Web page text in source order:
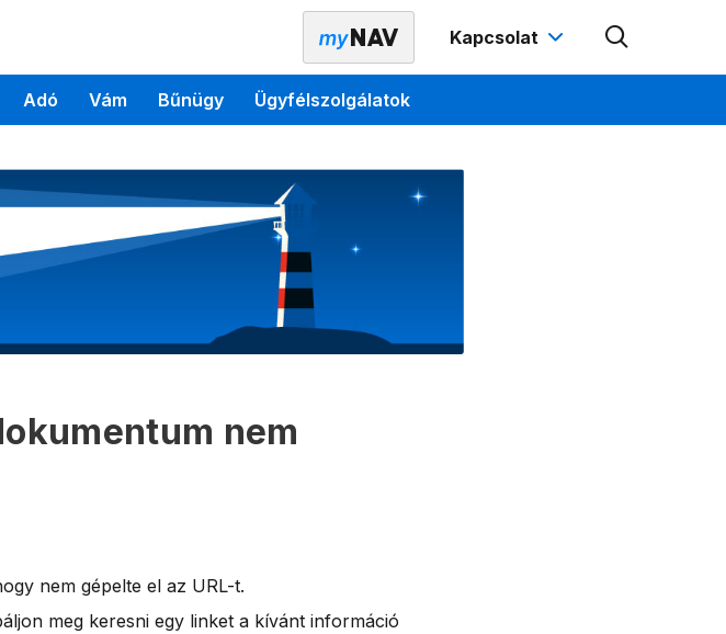
Kapcsolat
Adó Vám Bűnügy Ügyfélszolgálatok
nem
nem gépelte el az URL-t.
meg keresni egy linket a kívánt információ